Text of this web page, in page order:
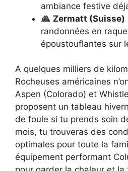
ambiance festive
Zermatt (Suisse)
randonnées en
époustouflantes sur
A quelques milliers de
Rocheuses américaines
Aspen (Colorado) et
proposent un tableau
de foule si tu prends soin
mois, tu trouveras des
optimales pour toute la
équipement performant